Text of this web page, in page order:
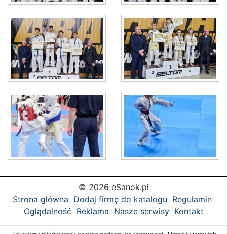
© 2026 eSanok.pl
Strona główna Dodaj firmę do katalogu Regulamin
Oglądalność Reklama Nasze serwisy Kontakt